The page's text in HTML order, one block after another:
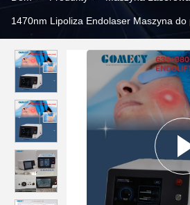
1470nm Lipoliza Endolaser Maszyna
Endolifting